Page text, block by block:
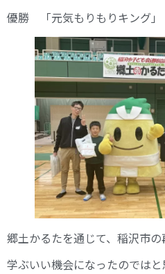
優勝 「元気もりもりキング」
郷土かるたを通じて、稲沢市
学ぶいい機会になったのではと